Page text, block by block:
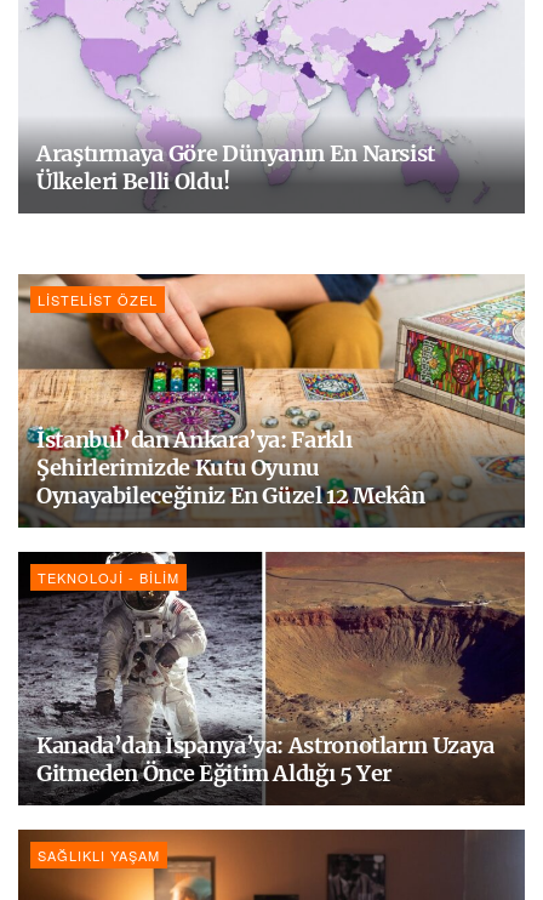
Araştırmaya Göre Dünyanın En Narsist
Ülkeleri Belli Oldu!
LISTELIST ÖZEL
İstanbul’dan Ankara’ya: Farklı
Şehirlerimizde Kutu Oyunu
Oynayabileceğiniz En Güzel 12 Mekân
TEKNOLOJI - BILIM
Kanada’dan İspanya’ya: Astronotların Uzaya
Gitmeden Önce Eğitim Aldığı 5 Yer
SAĞLIKLI YAŞAM